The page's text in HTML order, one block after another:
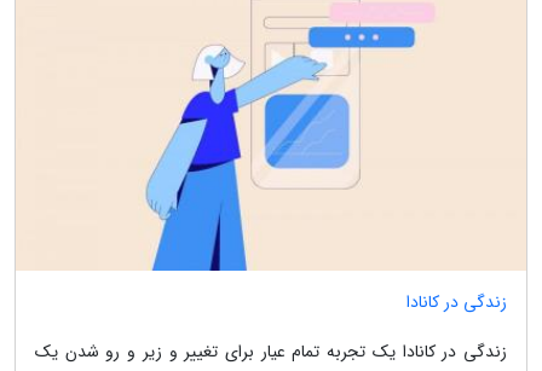
زندگی در کانادا
زندگی در کانادا یک تجربه تمام عیار برای تغییر و زیر و رو شدن یک